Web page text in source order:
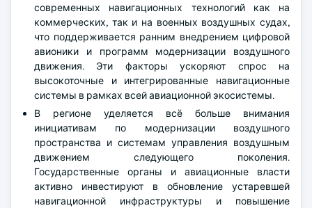
современных навигационных технологий как на
коммерческих, так и на военных воздушных судах,
что поддерживается ранним внедрением цифровой
авионики и программ модернизации воздушного
движения. Эти факторы ускоряют спрос на
высокоточные и интегрированные навигационные
системы в рамках всей авиационной экосистемы.
В регионе уделяется всё больше внимания
инициативам по модернизации воздушного
пространства и системам управления воздушным
движением следующего поколения.
Государственные органы и авиационные власти
активно инвестируют в обновление устаревшей
навигационной инфраструктуры и повышение